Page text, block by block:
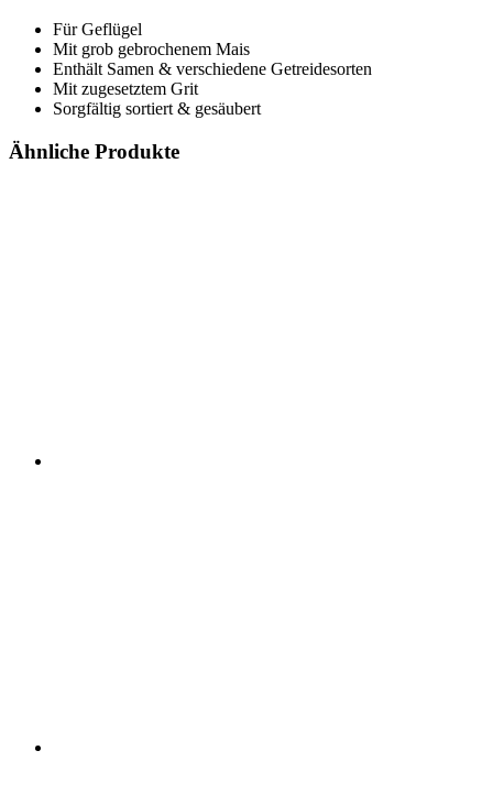
Für Geflügel
Mit grob gebrochenem Mais
Enthält Samen & verschiedene Getreidesorten
Mit zugesetztem Grit
Sorgfältig sortiert & gesäubert
Ähnliche Produkte